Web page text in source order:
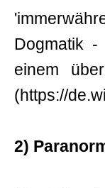
Dogmatik
einem
(https://
2)